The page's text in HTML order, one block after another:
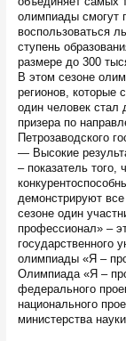
олимпиады смогут
воспользоваться
ступень
размере до 300
В этом сезоне
регионов, которые
один человек стал
призера по
Петрозаводского
— Высокие
– показатель того,
демонстрируют все
сезоне один
профессионал» –
государственного
олимпиады «Я –
Олимпиада «Я –
федерального
национального
министерства